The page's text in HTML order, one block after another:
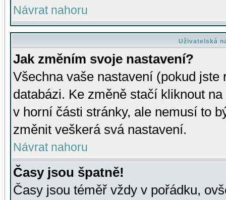
Návrat nahoru
Uživatelská
Jak změním svoje nastavení?
Všechna vaše nastavení (pokud
databázi. Ke změně stačí kliknout
v horní části stránky, ale nemusí to
změnit veškerá svá nastavení.
Návrat nahoru
Časy jsou špatně!
Časy jsou téměř vždy v pořádku,